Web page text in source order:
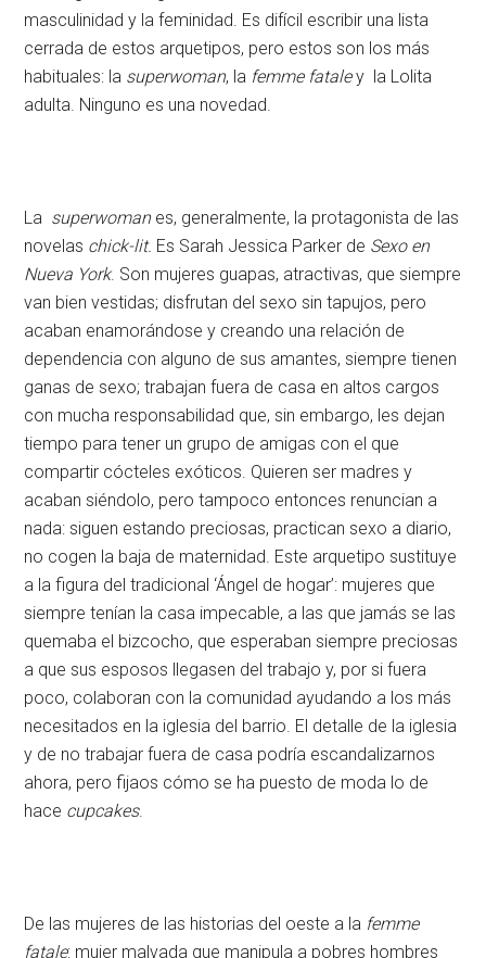
masculinidad y la feminidad. Es difícil escribir una lista
cerrada de estos arquetipos, pero estos son los más
habituales: la superwoman, la femme fataley la Lolita
adulta. Ninguno es una novedad.
La superwoman es, generalmente, la protagonista de las
novelas chick-lit. Es Sarah Jessica Parker de Sexo en
Nueva York. Son mujeres guapas, atractivas, que siempre
van bien vestidas; disfrutan del sexo sin tapujos, pero
acaban enamorándose y creando una relación de
dependencia con alguno de sus amantes, siempre tienen
ganas de sexo; trabajan fuera de casa en altos cargos
con mucha responsabilidad que, sin embargo, les dejan
tiempo para tener un grupo de amigas con el que
compartir cócteles exóticos. Quieren ser madres y
acaban siéndolo, pero tampoco entonces renuncian a
nada: siguen estando preciosas, practican sexo a diario,
no cogen la baja de maternidad. Este arquetipo sustituye
a la figura del tradicional ‘Ángel de hogar’: mujeres que
siempre tenían la casa impecable, a las que jamás se las
quemaba el bizcocho, que esperaban siempre preciosas
a que sus esposos llegasen del trabajo y, por si fuera
poco, colaboran con la comunidad ayudando a los más
necesitados en la iglesia del barrio. El detalle de la iglesia
y de no trabajar fuera de casa podría escandalizarnos
ahora, pero fijaos cómo se ha puesto de moda lo de
hace cupcakes.
De las mujeres de las historias del oeste a la femme
fatale: mujer malvada que manipula a pobres hombres